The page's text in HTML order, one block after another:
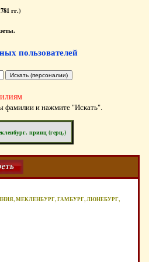
гг.)
пользователей
фамилии и нажмите "Искать".
принц (герц.)
МЕКЛЕНБУРГ, ГАМБУРГ, ЛЮНЕБУРГ,